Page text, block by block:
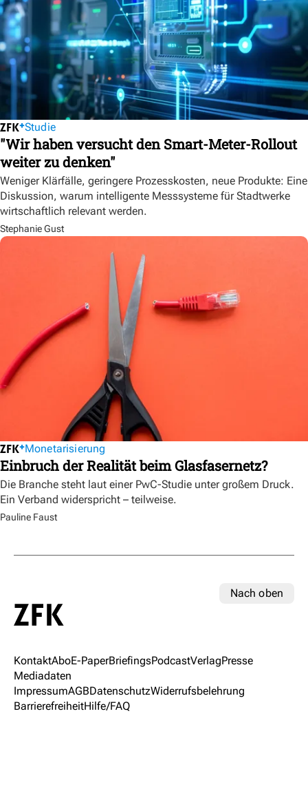
Studie
"Wir haben versucht den Smart-Meter-Rollout
weiter zu denken"
Weniger Klärfälle, geringere Prozesskosten, neue Produkte: Eine
Diskussion, warum intelligente Messsysteme für Stadtwerke
wirtschaftlich relevant werden.
Stephanie Gust
Monetarisierung
Einbruch der Realität beim Glasfasernetz?
Die Branche steht laut einer PwC-Studie unter großem Druck.
Ein Verband widerspricht – teilweise.
Pauline Faust
Nach oben
KontaktAboE-PaperBriefingsPodcastVerlagPresse
Mediadaten
ImpressumAGBDatenschutzWiderrufsbelehrung
BarrierefreiheitHilfe/FAQ